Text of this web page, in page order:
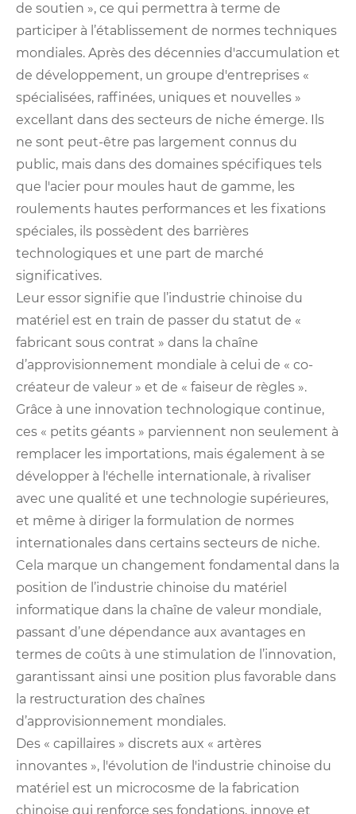
de soutien », ce qui permettra à terme de
participer à l’établissement de normes techniques
mondiales. Après des décennies d'accumulation et
de développement, un groupe d'entreprises «
spécialisées, raffinées, uniques et nouvelles »
excellant dans des secteurs de niche émerge. Ils
ne sont peut-être pas largement connus du
public, mais dans des domaines spécifiques tels
que l'acier pour moules haut de gamme, les
roulements hautes performances et les fixations
spéciales, ils possèdent des barrières
technologiques et une part de marché
significatives.
Leur essor signifie que l’industrie chinoise du
matériel est en train de passer du statut de «
fabricant sous contrat » dans la chaîne
d’approvisionnement mondiale à celui de « co-
créateur de valeur » et de « faiseur de règles ».
Grâce à une innovation technologique continue,
ces « petits géants » parviennent non seulement à
remplacer les importations, mais également à se
développer à l'échelle internationale, à rivaliser
avec une qualité et une technologie supérieures,
et même à diriger la formulation de normes
internationales dans certains secteurs de niche.
Cela marque un changement fondamental dans la
position de l’industrie chinoise du matériel
informatique dans la chaîne de valeur mondiale,
passant d’une dépendance aux avantages en
termes de coûts à une stimulation de l’innovation,
garantissant ainsi une position plus favorable dans
la restructuration des chaînes
d’approvisionnement mondiales.
Des « capillaires » discrets aux « artères
innovantes », l'évolution de l'industrie chinoise du
matériel est un microcosme de la fabrication
chinoise qui renforce ses fondations, innove et